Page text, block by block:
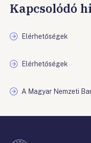
Kapcsolódó
Elérhetőségek
Elérhetőségek
A Magyar Nemzeti